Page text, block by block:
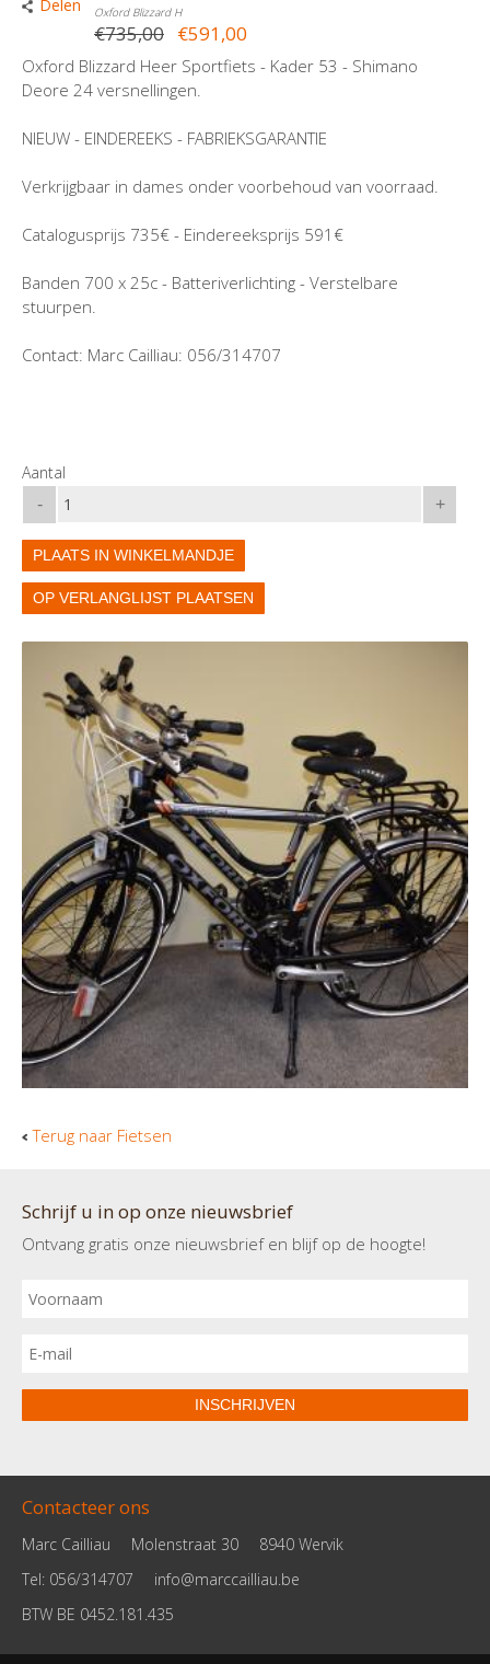
Delen Oxford Blizzard H
€735,00 €591,00
Oxford Blizzard Heer Sportfiets - Kader 53 - Shimano
Deore 24 versnellingen.
NIEUW - EINDEREEKS - FABRIEKSGARANTIE
Verkrijgbaar in dames onder voorbehoud van voorraad.
Catalogusprijs 735€ - Eindereeksprijs 591€
Banden 700 x 25c - Batteriverlichting - Verstelbare
stuurpen.
Contact: Marc Cailliau: 056/314707
Aantal
- +
PLAATS IN WINKELMANDJE
OP VERLANGLIJST PLAATSEN
Terug naar Fietsen
Schrijf u in op onze nieuwsbrief
Ontvang gratis onze nieuwsbrief en blijf op de hoogte!
INSCHRIJVEN
Contacteer ons
Marc Cailliau Molenstraat 30
8940 Wervik
Tel: 056/314707
info@marccailliau.be
BTW BE 0452.181.435